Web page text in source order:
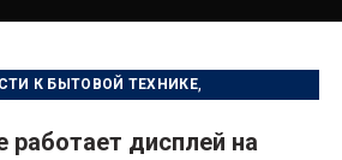
К БЫТОВОЙ ТЕХНИКЕ,
, УХОД ЗА ТЕХНИКОЙ
работает дисплей на